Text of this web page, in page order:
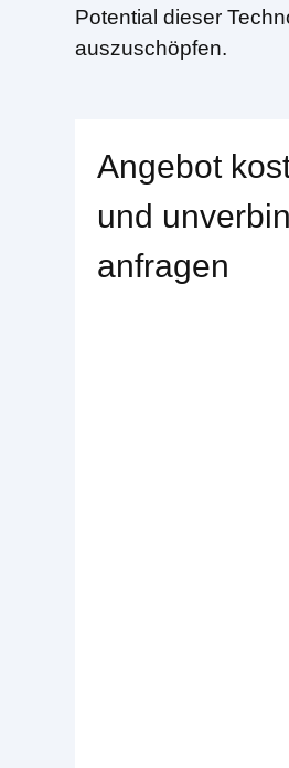
Potential dieser
auszuschöpfen.
Angebot
und
anfragen